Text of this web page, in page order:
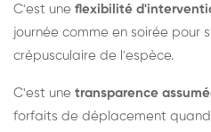
C'est une flexibilité
journée comme en soirée
crépusculaire de l'espèce.
C'est une transparence
forfaits de déplacement quand